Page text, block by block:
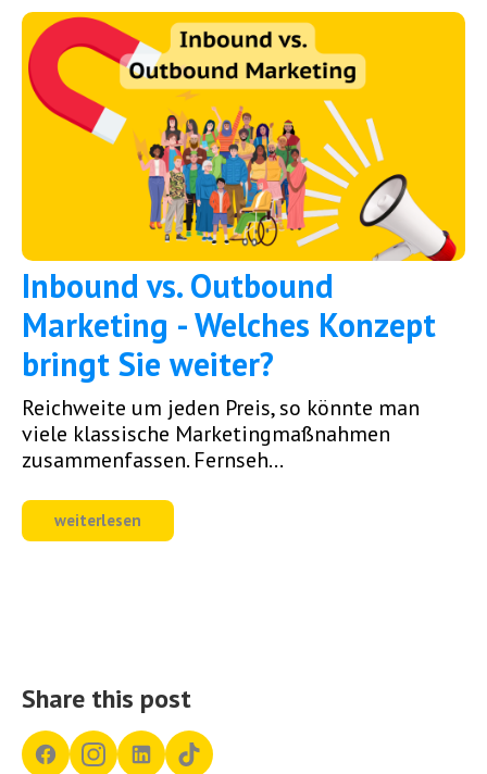
Inbound vs. Outbound
Marketing - Welches Konzept
bringt Sie weiter?
Reichweite um jeden Preis, so könnte man
viele klassische Marketingmaßnahmen
zusammenfassen. Fernseh...
weiterlesen
Share this post